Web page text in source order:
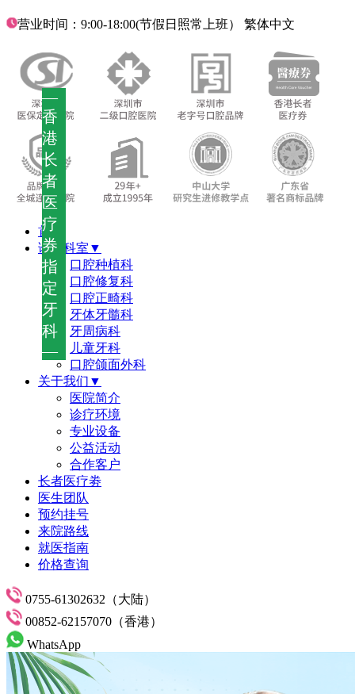
—
香
港
长
者
医
疗
券
指
定
牙
科
—
营业时间：9:00-18:00(节假日照常上班） 繁体中文
首页
诊疗科室▼
口腔种植科
口腔修复科
口腔正畸科
牙体牙髓科
牙周病科
儿童牙科
口腔颌面外科
关于我们▼
医院简介
诊疗环境
专业设备
公益活动
合作客户
长者医疗劵
医生团队
预约挂号
来院路线
就医指南
价格查询
0755-61302632（大陆）
00852-62157070（香港）
WhatsApp